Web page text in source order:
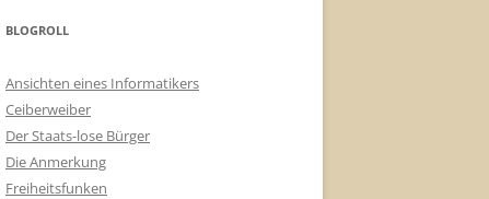
BLOGROLL
Ansichten eines Informatikers
Ceiberweiber
Der Staats-lose Bürger
Die Anmerkung
Freiheitsfunken